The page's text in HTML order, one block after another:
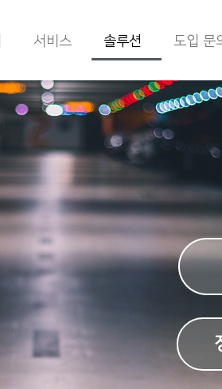
서비스 솔루션 도입 문